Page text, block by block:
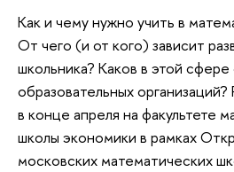
Как и чему нужно учить в
От чего (и от кого) зависит
школьника? Каков в этой
образовательных
в конце апреля на факультете
школы экономики в рамках
московских математических